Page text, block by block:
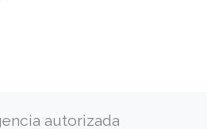
autorizada